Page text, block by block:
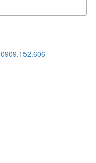
0909.152.606